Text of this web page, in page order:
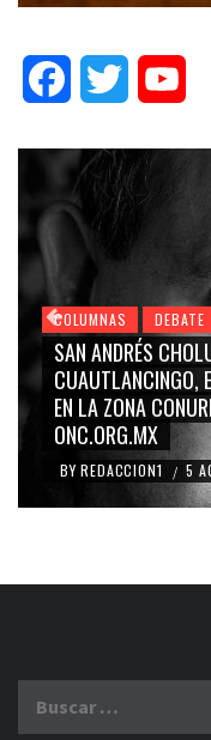
FacebookTwitter
COLUMNAS DEBATE
GRACE
CARMEN SALINAS
BLANCO, SILVIA
RIDICULIZACIÓN
BY REDACCION1 / 4